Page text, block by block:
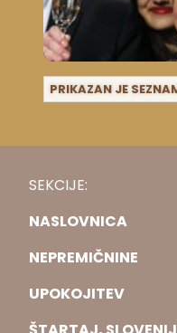
PRIKAZAN JE
SEKCIJE:
NASLOVNICA
NEPREMIČNINE
UPOKOJITEV